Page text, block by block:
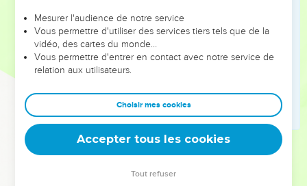
Balaam partit avec Balac et ils se rendirent à Quiriath-
Houssoth.
Balac offrit des bœufs et des moutons en sacrifices et en
remit des parts à Balaam et aux chefs qui l’accompagnaient.
Balaam bénit le peuple d'Israël
Le lendemain matin, Balac monta avec Balaam à Bamoth-
Baal, d’où l’on voyait une partie du peuple d’Israël.
© Société biblique française – Bibli’O, 1997, avec autorisation. Pour vous procurer
Mesurer l'audience de notre service
Vous permettre d'utiliser des services tiers tels que de la
vidéo, des cartes du monde…
Vous permettre d'entrer en contact avec notre service de
relation aux utilisateurs.
Choisir mes cookies
Accepter tous les cookies
Tout refuser